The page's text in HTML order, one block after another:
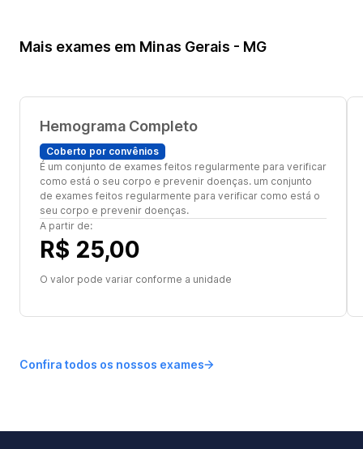
Mais exames em Minas Gerais - MG
Hemograma Completo
Coberto por convênios
É um conjunto de exames feitos regularmente para verificar
como está o seu corpo e prevenir doenças. um conjunto
de exames feitos regularmente para verificar como está o
seu corpo e prevenir doenças.
A partir de:
R$ 25,00
O valor pode variar conforme a unidade
Confira todos os nossos exames